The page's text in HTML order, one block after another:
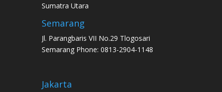
Sumatra Utara
Semarang
Jl. Parangbaris VII No.29 Tlogosari
Semarang Phone: 0813-2904-1148
Jakarta